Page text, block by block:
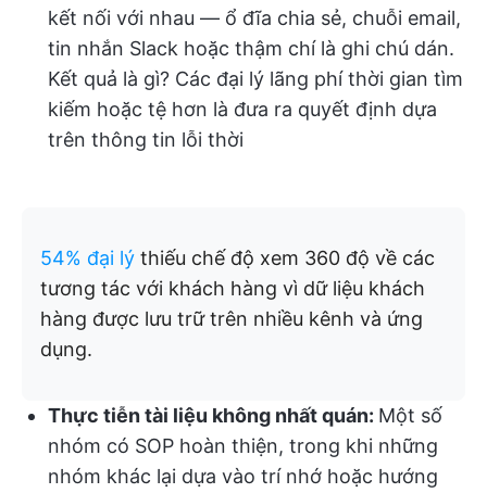
kết nối với nhau — ổ đĩa chia sẻ, chuỗi email,
tin nhắn Slack hoặc thậm chí là ghi chú dán.
Kết quả là gì? Các đại lý lãng phí thời gian tìm
kiếm hoặc tệ hơn là đưa ra quyết định dựa
trên thông tin lỗi thời
54% đại lý thiếu chế độ xem 360 độ về các
tương tác với khách hàng vì dữ liệu khách
hàng được lưu trữ trên nhiều kênh và ứng
dụng.
Thực tiễn tài liệu không nhất quán: Một số
nhóm có SOP hoàn thiện, trong khi những
nhóm khác lại dựa vào trí nhớ hoặc hướng